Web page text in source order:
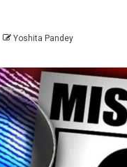
Yoshita Pandey